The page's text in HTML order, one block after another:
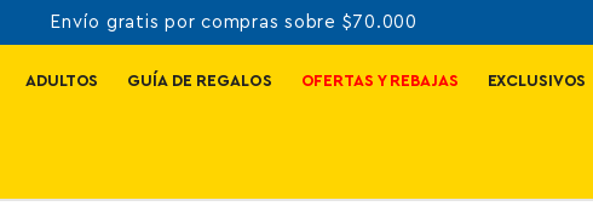
Envío gratis por compras sobre $70.000
ADULTOS GUÍA DE REGALOS OFERTAS Y REBAJAS EXCLUSIVOS